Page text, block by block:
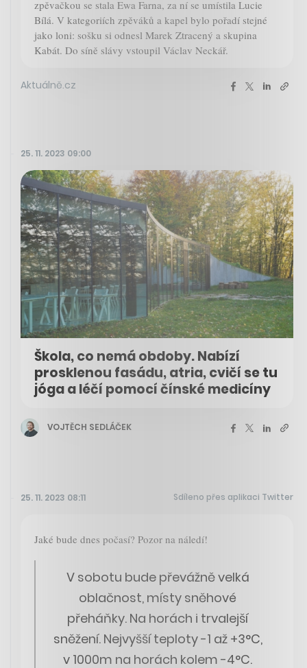
zpěvačkou se stala Ewa Farna, za ní se umístila Lucie
Bílá. V kategoriích zpěváků a kapel bylo pořadí stejné
jako loni: sošku si odnesl Marek Ztracený a skupina
Kabát. Do síně slávy vstoupil Václav Neckář.
Aktuálně.cz
25. 11. 2023 09:00
Škola, co nemá obdoby. Nabízí
prosklenou fasádu, atria, cvičí se tu
jóga a léčí pomocí čínské medicíny
VOJTĚCH SEDLÁČEK
25. 11. 2023 08:11 Sdíleno přes aplikaci Twitter
Jaké bude dnes počasí? Pozor na náledí!
V sobotu bude převážně velká
oblačnost, místy sněhové
přeháňky. Na horách i trvalejší
sněžení. Nejvyšší teploty -1 až +3°C,
v 1000m na horách kolem -4°C.